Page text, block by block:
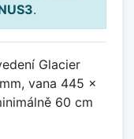
.
Glacier
vana 445 x
60 cm